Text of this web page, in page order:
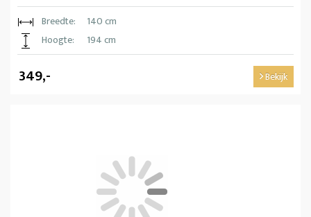
Breedte:
140 cm
Hoogte:
194 cm
349,- Bekijk